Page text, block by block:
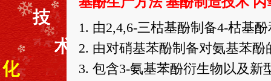
1. 由2,4,6-三枯基酚制备4-枯基
2. 由对硝基苯酚制备对氨基苯
3. 包含3-氨基苯酚衍生物以及